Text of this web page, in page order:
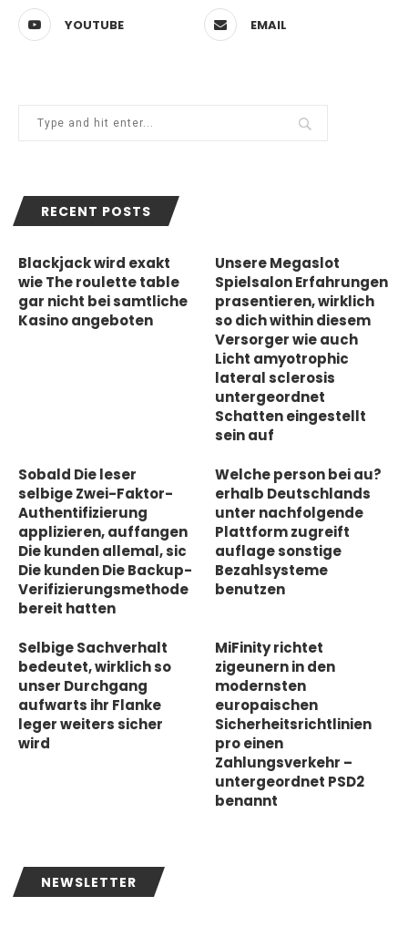
YOUTUBE EMAIL
RECENT POSTS
Blackjack wird exakt
wie The roulette table
gar nicht bei samtliche
Kasino angeboten
Unsere Megaslot
Spielsalon Erfahrungen
prasentieren, wirklich
so dich within diesem
Versorger wie auch
Licht amyotrophic
lateral sclerosis
untergeordnet
Schatten eingestellt
sein auf
Sobald Die leser
selbige Zwei-Faktor-
Authentifizierung
applizieren, auffangen
Die kunden allemal, sic
Die kunden Die Backup-
Verifizierungsmethode
bereit hatten
Welche person bei au?
erhalb Deutschlands
unter nachfolgende
Plattform zugreift
auflage sonstige
Bezahlsysteme
benutzen
Selbige Sachverhalt
bedeutet, wirklich so
unser Durchgang
aufwarts ihr Flanke
leger weiters sicher
wird
MiFinity richtet
zigeunern in den
modernsten
europaischen
Sicherheitsrichtlinien
pro einen
Zahlungsverkehr –
untergeordnet PSD2
benannt
NEWSLETTER